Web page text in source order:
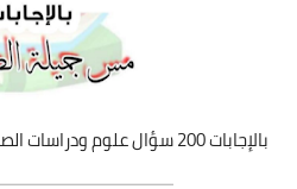
بالإجابات 200 سؤال علوم ودراسات الصف الرابع الابتدائى الترم الاول